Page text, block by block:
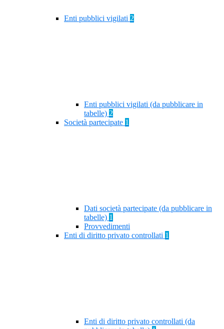
Enti pubblici vigilati 2
Enti pubblici vigilati (da pubblicare in
tabelle) 2
Società partecipate 1
Dati società partecipate (da pubblicare in
tabelle) 1
Provvedimenti
Enti di diritto privato controllati 1
Enti di diritto privato controllati (da